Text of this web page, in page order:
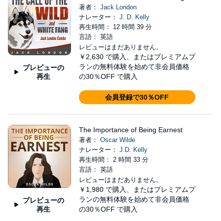
プレビューの
再生
著者： Jack London
ナレーター： J. D. Kelly
再生時間： 12 時間 39 分
言語： 英語
レビューはまだありません。
￥2,630 で購入、またはプレミアムプ
ランの無料体験を始めて非会員価格
の30％OFF で購入
会員登録で30％OFF
プレビューの
再生
The Importance of Being Earnest
著者： Oscar Wilde
ナレーター： J.D. Kelly
再生時間： 2 時間 33 分
言語： 英語
レビューはまだありません。
￥1,980 で購入、またはプレミアムプ
ランの無料体験を始めて非会員価格
の30％OFF で購入